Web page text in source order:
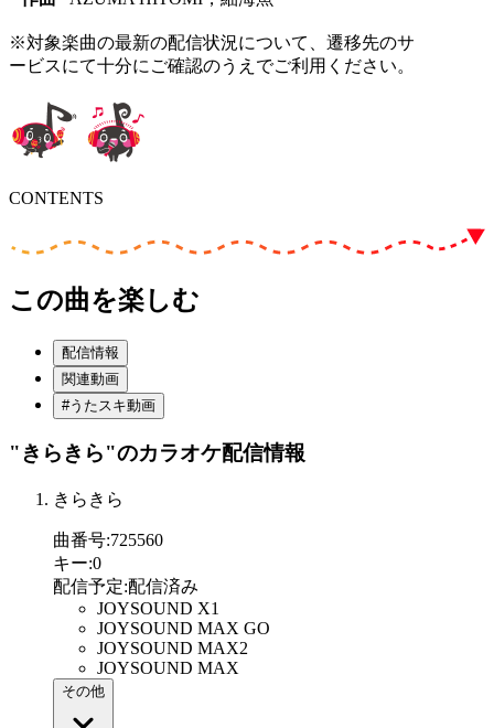
※対象楽曲の最新の配信状況について、遷移先のサ
ービスにて十分にご確認のうえでご利用ください。
CONTENTS
この曲を楽しむ
配信情報
関連動画
#うたスキ動画
"きらきら"のカラオケ配信情報
きらきら
曲番号:725560
キー:0
配信予定:配信済み
JOYSOUND X1
JOYSOUND MAX GO
JOYSOUND MAX2
JOYSOUND MAX
その他